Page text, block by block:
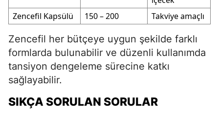
Zencefil Kapsülü
150 – 200 Takviye amaçlı
Zencefil her bütçeye uygun şekilde farklı
formlarda bulunabilir ve düzenli kullanımda
tansiyon dengeleme sürecine katkı
sağlayabilir.
SIKÇA SORULAN SORULAR